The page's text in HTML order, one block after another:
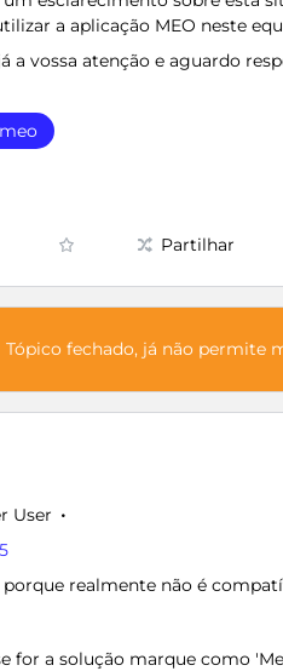
a aplicação MEO neste
a vossa atenção e aguardo
Partilhar
Tópico fechado, já não permite
User
porque realmente não é
for a solução marque como